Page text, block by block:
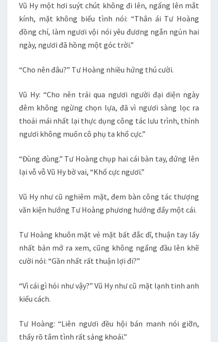
Vũ Hy một hơi suýt chút không đi lên, ngẩng lên mắt
kính, mặt không biểu tình nói: “Thân ái Tư Hoàng
đồng chí, làm ngươi vội nói yêu đương ngắn ngủn hai
ngày, ngươi đã hồng một góc trời.”
“Cho nên đâu?” Tư Hoàng nhiều hứng thú cười.
Vũ Hy: “Cho nên trải qua ngươi người đại diện ngày
đêm không ngừng chọn lựa, đã vì ngươi sàng lọc ra
thoải mái nhất lại thực dụng công tác lưu trình, thỉnh
ngươi không muốn cô phụ ta khổ cực.”
“Đùng đùng.” Tư Hoàng chụp hai cái bàn tay, đứng lên
lại vỗ vỗ Vũ Hy bờ vai, “Khổ cực ngươi.”
Vũ Hy như cũ nghiêm mặt, đem bàn công tác thượng
văn kiện hướng Tư Hoàng phương hướng đẩy một cái.
Tư Hoàng khuôn mặt vẻ mặt bất đắc dĩ, thuận tay lấy
nhất bản mở ra xem, cũng không ngẩng đầu lên khẽ
cười nói: “Gần nhất rất thuận lợi đi?”
“Vì cái gì hỏi như vậy?” Vũ Hy như cũ mặt lạnh tinh anh
kiểu cách.
Tư Hoàng: “Liên ngươi đều hội bán manh nói giỡn,
thấy rõ tâm tình rất sảng khoái.”